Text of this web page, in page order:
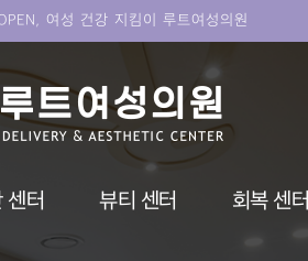
여성 건강 지킴이 루트여성의원
센터 뷰티 센터 회복 센터